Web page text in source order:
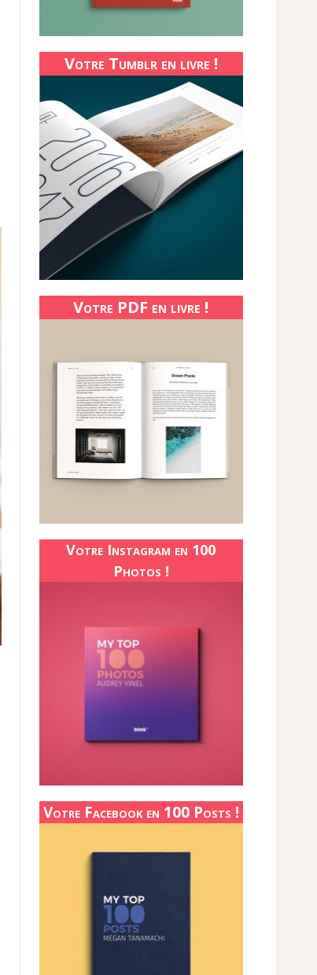
Votre Tumblr en livre !
Votre PDF en livre !
Votre Instagram en 100
Photos !
Votre Facebook en 100 Posts !